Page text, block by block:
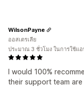
I would 100%
their support team
WilsonPayne
ออสเตรเลีย
ประมาณ 3 ชั่วโมง ในการใช้แอ